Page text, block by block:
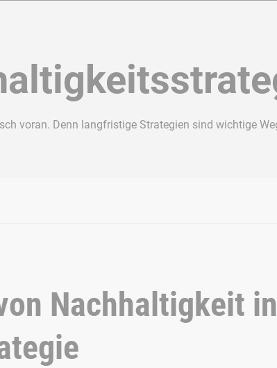
voran. Denn langfristige Strategien sind wichtige
Nachhaltigkeit